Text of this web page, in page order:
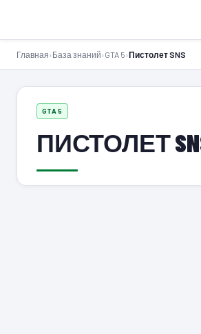
Главная›База знаний›GTA 5›Пистолет SNS
GTA 5
ПИСТОЛЕТ